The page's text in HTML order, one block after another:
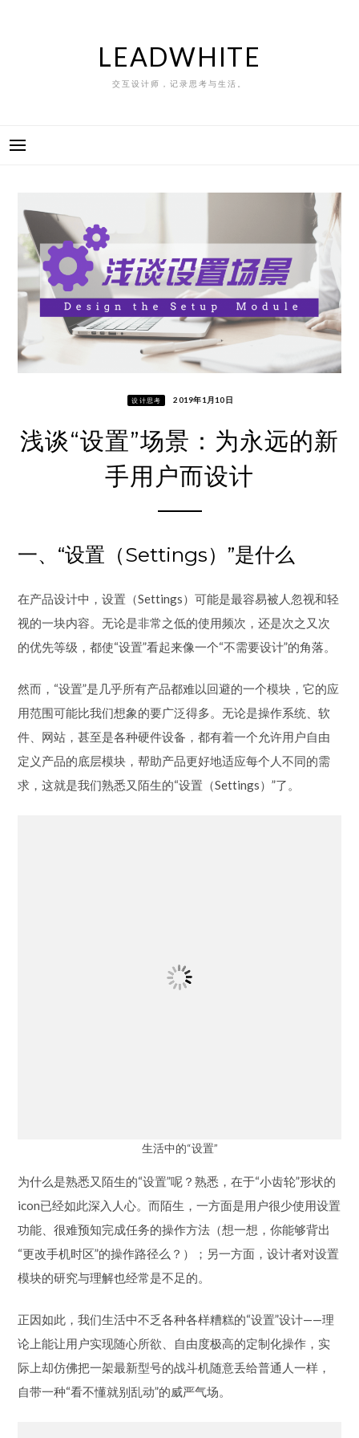
LEADWHITE
交互设计师，记录思考与生活。
设计思考 2019年1月10日
浅谈“设置”场景：为永远的新
手用户而设计
一、“设置（Settings）”是什么
在产品设计中，设置（Settings）可能是最容易被人忽视和轻
视的一块内容。无论是非常之低的使用频次，还是次之又次
的优先等级，都使“设置”看起来像一个“不需要设计”的角落。
然而，“设置”是几乎所有产品都难以回避的一个模块，它的应
用范围可能比我们想象的要广泛得多。无论是操作系统、软
件、网站，甚至是各种硬件设备，都有着一个允许用户自由
定义产品的底层模块，帮助产品更好地适应每个人不同的需
求，这就是我们熟悉又陌生的“设置（Settings）”了。
生活中的“设置”
为什么是熟悉又陌生的“设置”呢？熟悉，在于“小齿轮”形状的
icon已经如此深入人心。而陌生，一方面是用户很少使用设置
功能、很难预知完成任务的操作方法（想一想，你能够背出
“更改手机时区”的操作路径么？）；另一方面，设计者对设置
模块的研究与理解也经常是不足的。
正因如此，我们生活中不乏各种各样糟糕的“设置”设计——理
论上能让用户实现随心所欲、自由度极高的定制化操作，实
际上却仿佛把一架最新型号的战斗机随意丢给普通人一样，
自带一种“看不懂就别乱动”的威严气场。